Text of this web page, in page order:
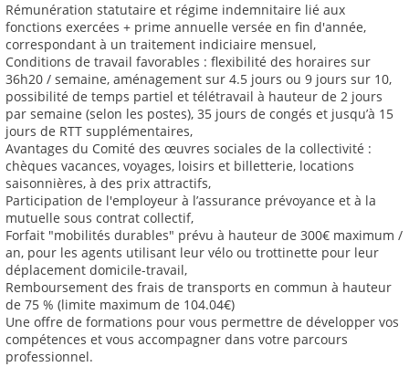
Rémunération statutaire et régime indemnitaire lié aux
fonctions exercées + prime annuelle versée en fin d'année,
correspondant à un traitement indiciaire mensuel,
Conditions de travail favorables : flexibilité des horaires sur
36h20 / semaine, aménagement sur 4.5 jours ou 9 jours sur 10,
possibilité de temps partiel et télétravail à hauteur de 2 jours
par semaine (selon les postes), 35 jours de congés et jusqu’à 15
jours de RTT supplémentaires,
Avantages du Comité des œuvres sociales de la collectivité :
chèques vacances, voyages, loisirs et billetterie, locations
saisonnières, à des prix attractifs,
Participation de l'employeur à l’assurance prévoyance et à la
mutuelle sous contrat collectif,
Forfait "mobilités durables" prévu à hauteur de 300€ maximum /
an, pour les agents utilisant leur vélo ou trottinette pour leur
déplacement domicile-travail,
Remboursement des frais de transports en commun à hauteur
de 75 % (limite maximum de 104.04€)
Une offre de formations pour vous permettre de développer vos
compétences et vous accompagner dans votre parcours
professionnel.